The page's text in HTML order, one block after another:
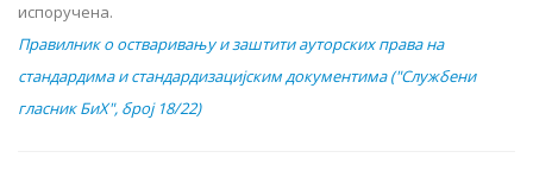
испоручена.
Правилник о остваривању и заштити ауторских права на
стандардима и стандардизацијским документима ("Службени
гласник БиХ", број 18/22)